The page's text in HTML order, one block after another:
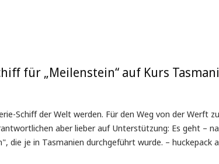
für „Meilenstein“ auf Kurs
Schiff der Welt werden. Für den Weg von der Werft
aber lieber auf Unterstützung: Es geht –
die je in Tasmanien durchgeführt wurde. – huckepack